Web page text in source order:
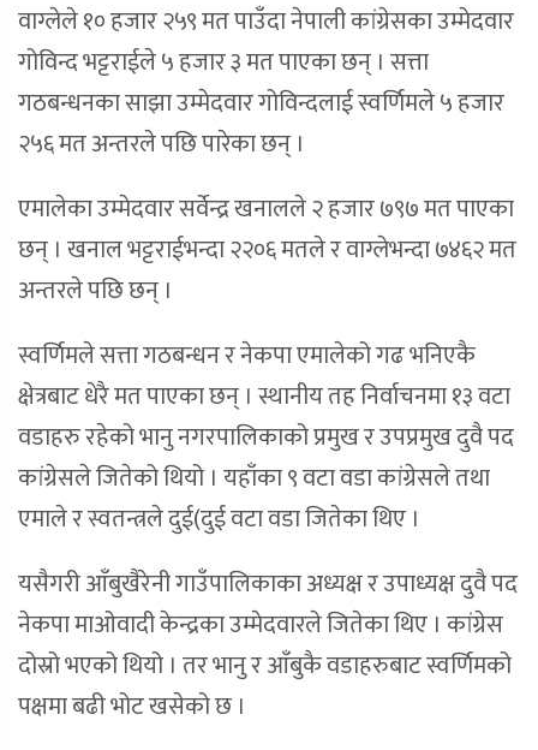
वाग्लेले १० हजार २५९ मत पाउँदा नेपाली कांग्रेसका उम्मेदवार
गोविन्द भट्टराईले ५ हजार ३ मत पाएका छन् । सत्ता
गठबन्धनका साझा उम्मेदवार गोविन्दलाई स्वर्णिमले ५ हजार
२५६ मत अन्तरले पछि पारेका छन् ।
एमालेका उम्मेदवार सर्वेन्द्र खनालले २ हजार ७९७ मत पाएका
छन् । खनाल भट्टराईभन्दा २२०६ मतले र वाग्लेभन्दा ७४६२ मत
अन्तरले पछि छन् ।
स्वर्णिमले सत्ता गठबन्धन र नेकपा एमालेको गढ भनिएकै
क्षेत्रबाट धेरै मत पाएका छन् । स्थानीय तह निर्वाचनमा १३ वटा
वडाहरु रहेको भानु नगरपालिकाको प्रमुख र उपप्रमुख दुवै पद
कांग्रेसले जितेको थियो । यहाँका ९ वटा वडा कांग्रेसले तथा
एमाले र स्वतन्त्रले दुई(दुई वटा वडा जितेका थिए ।
यसैगरी आँबुखैरेनी गाउँपालिकाका अध्यक्ष र उपाध्यक्ष दुवै पद
नेकपा माओवादी केन्द्रका उम्मेदवारले जितेका थिए । कांग्रेस
दोस्रो भएको थियो । तर भानु र आँबुकै वडाहरुबाट स्वर्णिमको
पक्षमा बढी भोट खसेको छ ।